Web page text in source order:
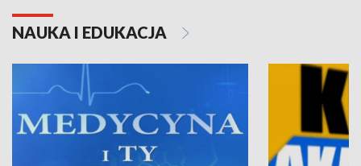
NAUKA I EDUKACJA